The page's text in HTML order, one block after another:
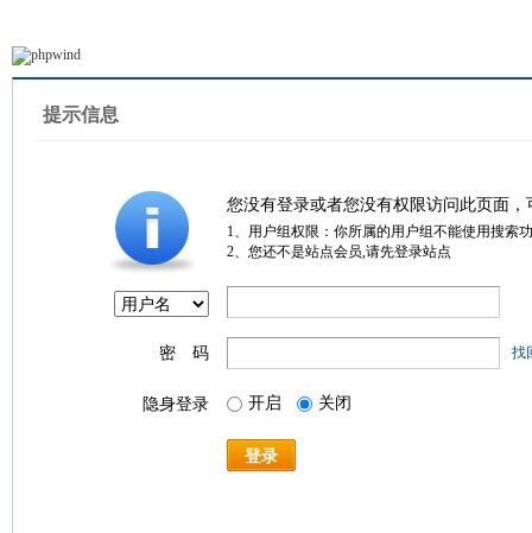
提示信息
您没有登录或者您没有权限访问此页面
1、用户组权限：你所属的用户组不能使用搜索
2、您还不是站点会员,请先登录站点
密 码 找
隐身登录 开启 关闭
登录